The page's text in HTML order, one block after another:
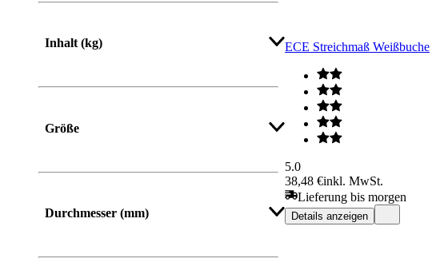
Inhalt (kg)
Größe
Durchmesser (mm)
ECE Streichmaß Weißbuche
5.0
38,48 €inkl. MwSt.
Lieferung bis morgen
Details anzeigen